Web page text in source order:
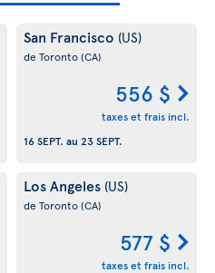
San Francisco (US)
de Toronto(CA)
556 $
taxes et frais incl.
16 SEPT. au 23 SEPT.
Los Angeles (US)
de Toronto(CA)
577 $
taxes et frais incl.